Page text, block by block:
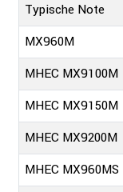
Typische Note
MX960M
MHEC MX9100M
MHEC MX9150M
MHEC MX9200M
MHEC MX960MS